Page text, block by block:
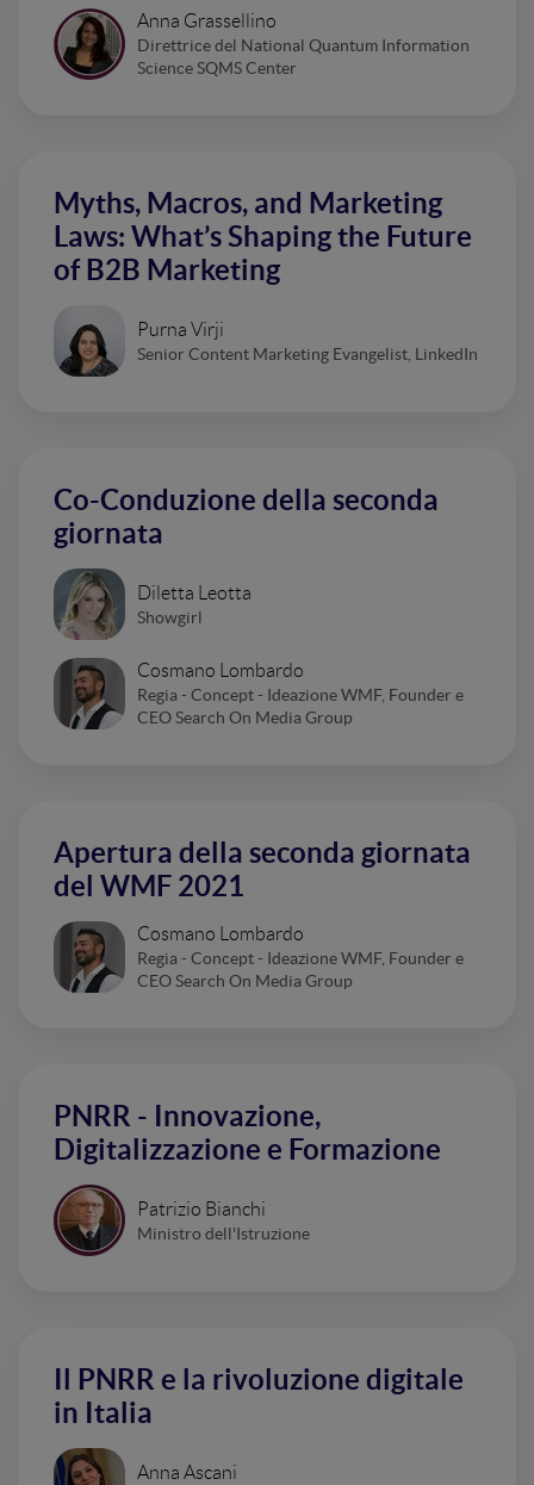
Anna Grassellino
Direttrice del National Quantum Information
Science SQMS Center
Myths, Macros, and Marketing
Laws: What’s Shaping the Future
of B2B Marketing
Purna Virji
Senior Content Marketing Evangelist, LinkedIn
Co-Conduzione della seconda
giornata
Diletta Leotta
Showgirl
Cosmano Lombardo
Regia - Concept - Ideazione WMF, Founder e
CEO Search On Media Group
Apertura della seconda giornata
del WMF 2021
Cosmano Lombardo
Regia - Concept - Ideazione WMF, Founder e
CEO Search On Media Group
PNRR - Innovazione,
Digitalizzazione e Formazione
Patrizio Bianchi
Ministro dell'Istruzione
Il PNRR e la rivoluzione digitale
in Italia
Anna Ascani